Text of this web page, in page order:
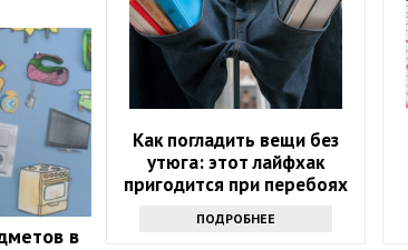
в
Как погладить вещи без
утюга: этот лайфхак
пригодится при перебоях
ПОДРОБНЕЕ